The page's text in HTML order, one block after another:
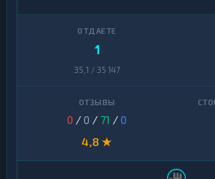
1
35,1 / 35 147
0 / 0 / 71 /0
4,8 ★